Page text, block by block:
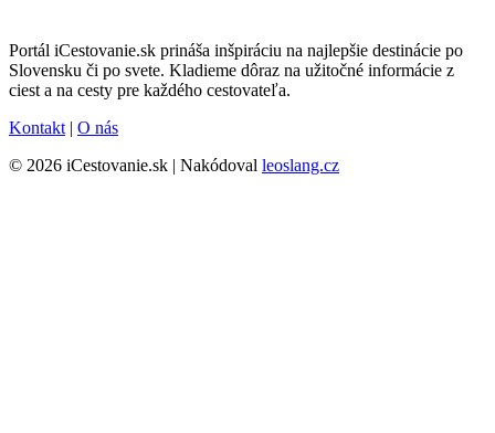
Portál iCestovanie.sk prináša inšpiráciu na najlepšie destinácie po
Slovensku či po svete. Kladieme dôraz na užitočné informácie z
ciest a na cesty pre každého cestovateľa.
Kontakt | O nás
© 2026 iCestovanie.sk | Nakódoval leoslang.cz